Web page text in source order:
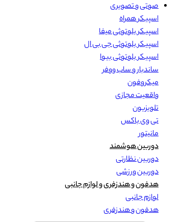
صوتی و تصویری
اسپیکر همراه
اسپیکر بلوتوثی میفا
اسپیکر بلوتوثی جی بی ال
اسپیکر بلوتوثی بیوا
ساندبار و ساب ووفر
میکروفون
واقعیت مجازی
تلویزیون
تی وی باکس
مانیتور
دوربین هوشمند
دوربین نظارتی
دوربین ورزشی
هدفون و هندزفری و لوازم جانبی
لوازم جانبی
هدفون و هندزفری